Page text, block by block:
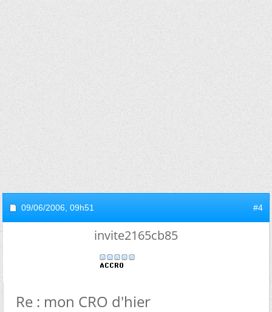
09/06/2006, 09h51 #4
invite2165cb85
Re : mon CRO d'hier